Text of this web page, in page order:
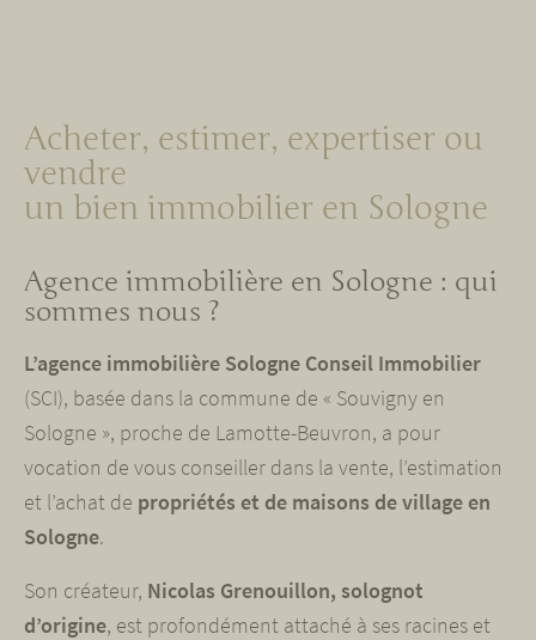
Acheter, estimer, expertiser ou
vendre
un bien immobilier en Sologne
Agence immobilière en Sologne : qui
sommes nous ?
L’agence immobilière Sologne Conseil Immobilier
(SCI), basée dans la commune de « Souvigny en
Sologne », proche de Lamotte-Beuvron, a pour
vocation de vous conseiller dans la vente, l’estimation
et l’achat de propriétés et de maisons de village en
Sologne.
Son créateur, Nicolas Grenouillon, solognot
d’origine, est profondément attaché à ses racines et